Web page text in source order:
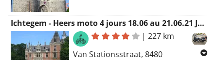
villages.
Conduisez en toute sécurité et
profitez-en.
Ichtegem - Heers moto 4 jours 18.06 au 21.06.21 Jour 1, 227 km
|227 km
Van Stationsstraat, 8480